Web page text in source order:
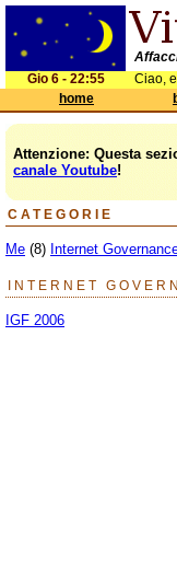
Gio 6 - 22:55
Ciao,
home
Attenzione: Questa
canale Youtube!
CATEGORIE
Me (8) Internet
INTERNET
IGF 2006